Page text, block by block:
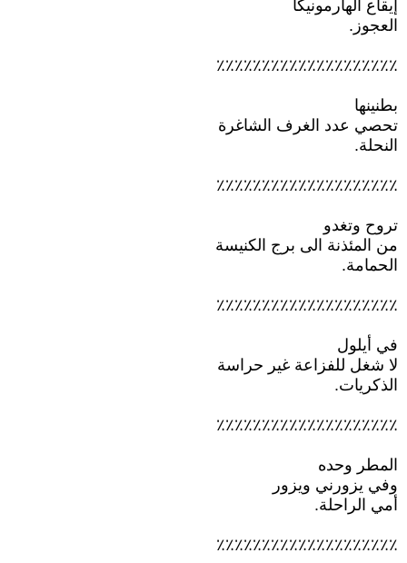
إيقاع الهارمونيكا
العجوز.
٪٪٪٪٪٪٪٪٪٪٪٪٪٪٪٪٪٪٪٪
بطنينها
تحصي عدد الغرف الشاغرة
النحلة.
٪٪٪٪٪٪٪٪٪٪٪٪٪٪٪٪٪٪٪٪
تروح وتغدو
من المئذنة الى برج الكنيسة
الحمامة.
٪٪٪٪٪٪٪٪٪٪٪٪٪٪٪٪٪٪٪٪
في أيلول
لا شغل للفزاعة غير حراسة
الذكريات.
٪٪٪٪٪٪٪٪٪٪٪٪٪٪٪٪٪٪٪٪
المطر وحده
وفي يزورني ويزور
أمي الراحلة.
٪٪٪٪٪٪٪٪٪٪٪٪٪٪٪٪٪٪٪٪